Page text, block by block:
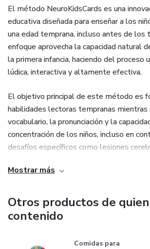
El método NeuroKidsCards es una
educativa diseñada para enseñar a los
una edad temprana, incluso antes de los
enfoque aprovecha la capacidad natural
la primera infancia, haciendo del proceso
lúdica, interactiva y altamente efectiva.
El objetivo principal de este método es
habilidades lectoras tempranas
vocabulario, la pronunciación y la
concentración de los niños, incluso en
desafíos específicos como lesiones
divertida, al tiempo que cultiva la
Mostrar más
Otros productos de
contenido
Comidas para